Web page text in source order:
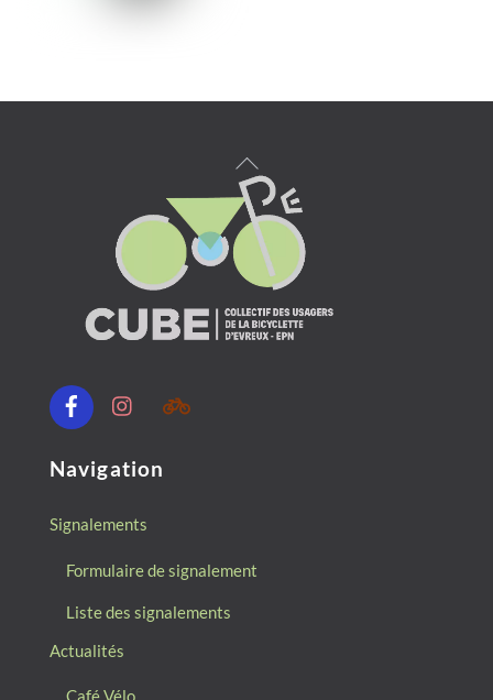
Back
To
Top
Facebook
Navigation
Signalements
Formulaire de signalement
Liste des signalements
Actualités
Café Vélo